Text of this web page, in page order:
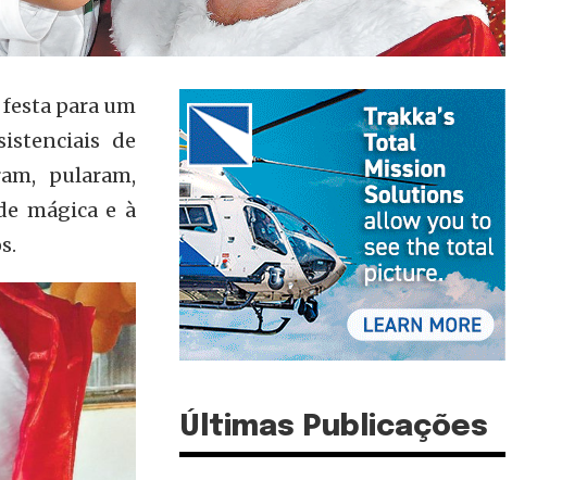
para um
de
pularam,
mágica e à
Últimas Publicações